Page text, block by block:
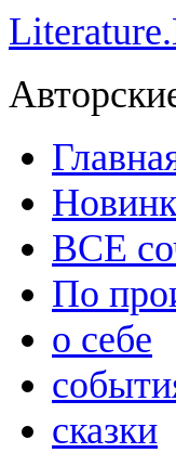
ВСЕ
По
о себе
сказки